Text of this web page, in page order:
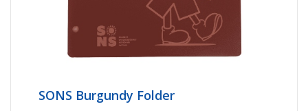
SONS Burgundy Folder